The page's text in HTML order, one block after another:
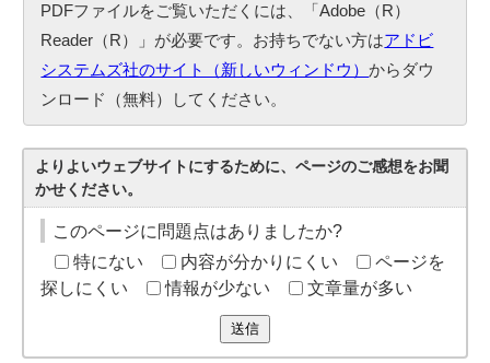
PDFファイルをご覧いただくには、「Adobe（R）
Reader（R）」が必要です。お持ちでない方はアドビ
システムズ社のサイト（新しいウィンドウ）からダウ
ンロード（無料）してください。
よりよいウェブサイトにするために、ページのご感想をお聞
かせください。
このページに問題点はありましたか?
特にない
内容が分かりにくい
ページを
探しにくい
情報が少ない 文章量が多い
送信